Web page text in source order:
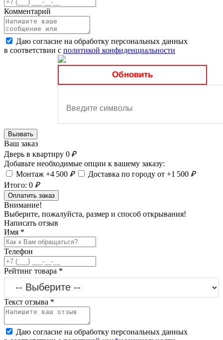
Комментарий
Даю согласие на обработку персональных данных
в соответствии с политикой конфиденциальности
Обновить
Вызвать
Ваш заказ
Дверь в квартиру 0₽
Добавьте необходимые опции к вашему заказу:
Монтаж +4 500 ₽ Доставка по городу от +1 500 ₽
Итого: 0 ₽
Оплатить заказ
Внимание!
Выберите, пожалуйста, размер и способ открывания!
Написать отзыв
Имя *
Телефон
Рейтинг товара *
Текст отзыва *
Даю согласие на обработку персональных данных